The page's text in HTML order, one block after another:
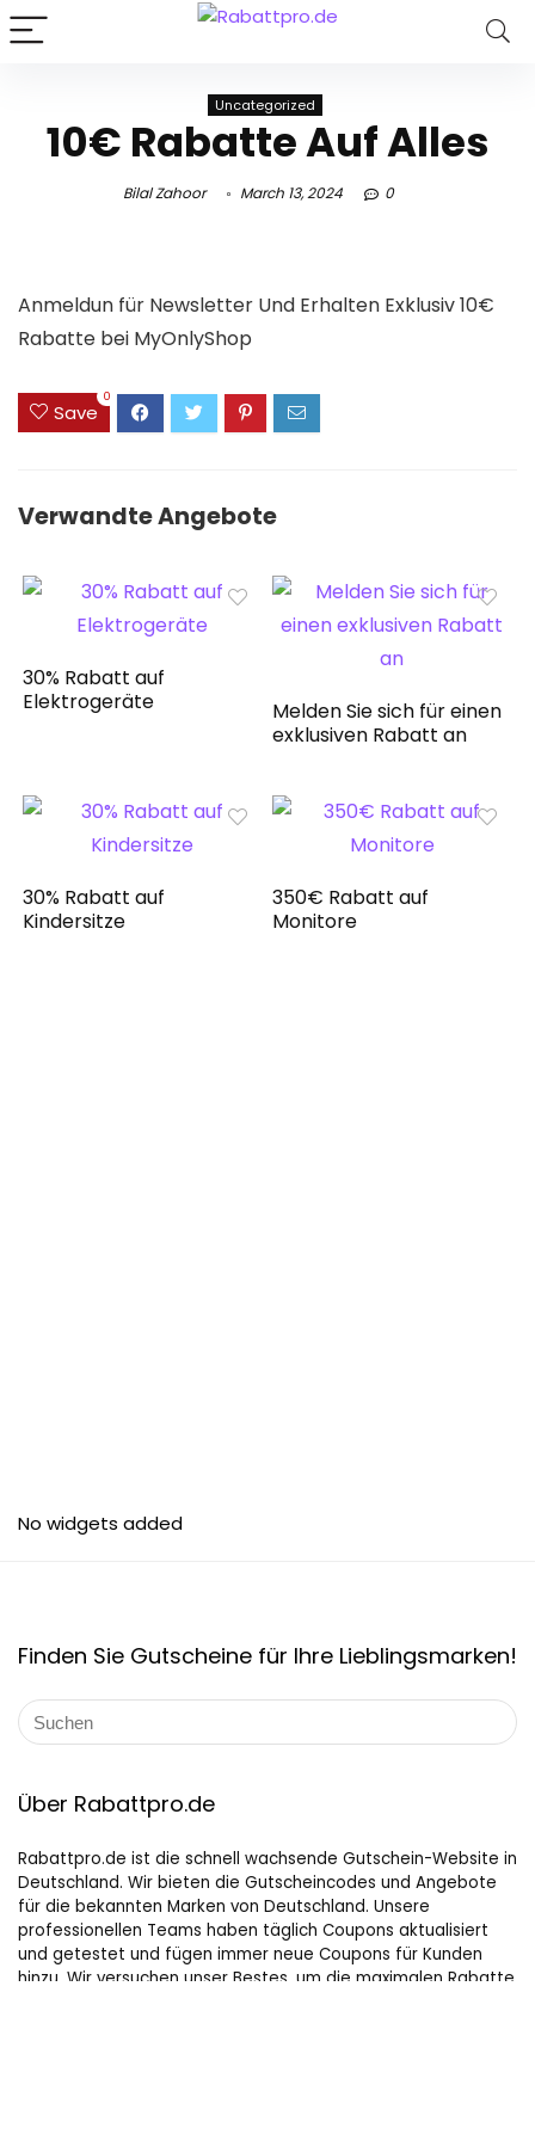
Uncategorized
10€ Rabatte Auf Alles
Bilal Zahoor March 13, 2024 0
Anmeldun für Newsletter Und Erhalten Exklusiv 10€
Rabatte bei MyOnlyShop
Save
0
Verwandte Angebote
30% Rabatt auf
Elektrogeräte
Melden Sie sich für einen
exklusiven Rabatt an
30% Rabatt auf
Kindersitze
350€ Rabatt auf
Monitore
No widgets added
Finden Sie Gutscheine für Ihre Lieblingsmarken!
Über Rabattpro.de
Rabattpro.de ist die schnell wachsende Gutschein-Website in
Deutschland. Wir bieten die Gutscheincodes und Angebote
für die bekannten Marken von Deutschland. Unsere
professionellen Teams haben täglich Coupons aktualisiert
und getestet und fügen immer neue Coupons für Kunden
hinzu. Wir versuchen unser Bestes, um die maximalen Rabatte